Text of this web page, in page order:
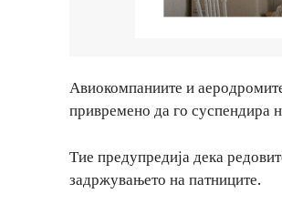
Авиокомпаниите и
привремено да го суспендира
Тие предупредија дека
задржувањето на патниците.